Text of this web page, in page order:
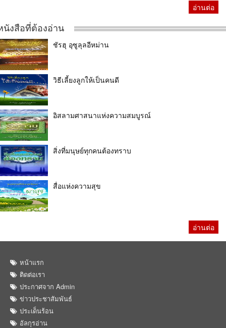
อ่านต่อ
นังสือที่ต้องอ่าน
ชัรฮุ อุซูลุลอีหม่าน
วิธีเลี้ยงลูกให้เป็นคนดี
อิสลามศาสนาแห่งความสมบูรณ์
สิ่งที่มนุษย์ทุกคนต้องทราบ
สื่อแห่งความสุข
อ่านต่อ
หน้าแรก
ติดต่อเรา
ประกาศจาก Admin
ข่าวประชาสัมพันธ์
ประเด็นร้อน
อัลกุรอ่าน